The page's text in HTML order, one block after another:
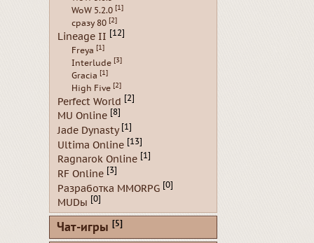
WoW 5.2.0 [1]
сразу 80 [2]
Lineage II [12]
Freya [1]
Interlude [3]
Gracia [1]
High Five [2]
Perfect World [2]
MU Online [8]
Jade Dynasty [1]
Ultima Online [13]
Ragnarok Online [1]
RF Online [3]
Разработка MMORPG [0]
MUDы [0]
Чат-игры [5]